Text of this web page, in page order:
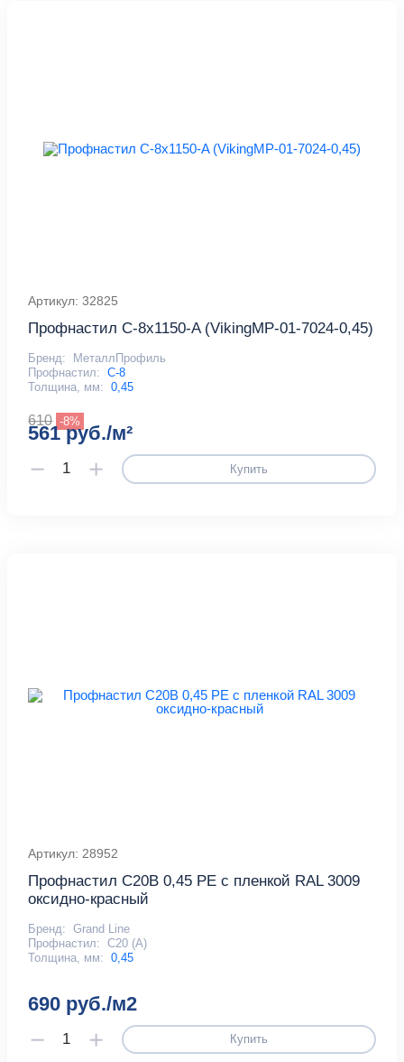
Артикул: 32825
Профнастил С-8x1150-A (VikingMP-01-7024-0,45)
Бренд:
МеталлПрофиль
Профнастил: С-8
Толщина, мм: 0,45
610 -8%
561 руб./м²
Купить
Артикул: 28952
Профнастил С20В 0,45 PE с пленкой RAL 3009
оксидно-красный
Бренд: Grand Line
Профнастил: С20 (А)
Толщина, мм: 0,45
690 руб./м2
Купить